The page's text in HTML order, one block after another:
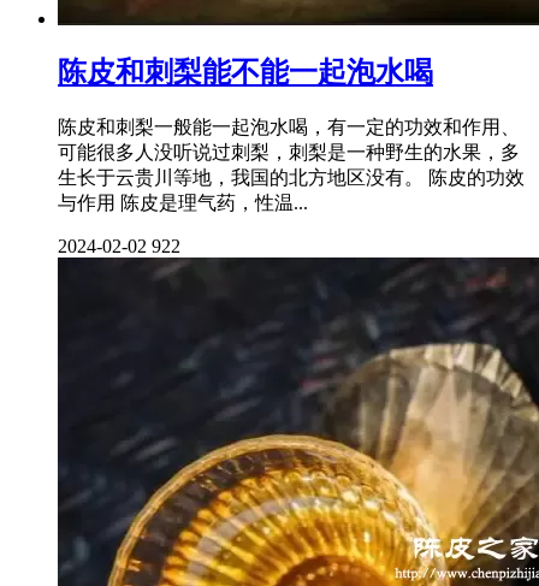
陈皮和刺梨能不能一起泡水喝
陈皮和刺梨一般能一起泡水喝，有一定的功效和作用、
可能很多人没听说过刺梨，刺梨是一种野生的水果，多
生长于云贵川等地，我国的北方地区没有。 陈皮的功效
与作用 陈皮是理气药，性温...
2024-02-02 922